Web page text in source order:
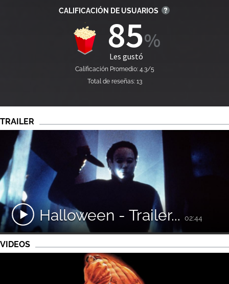
CALIFICACIÓN DE USUARIOS
85
Les gustó
Calificación Promedio: 4.3/5
Total de reseñas: 13
TRAILER
Halloween - Trailer... 02:44
VIDEOS